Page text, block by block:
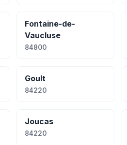
Fontaine-de-
Vaucluse
84800
Goult
84220
Joucas
84220